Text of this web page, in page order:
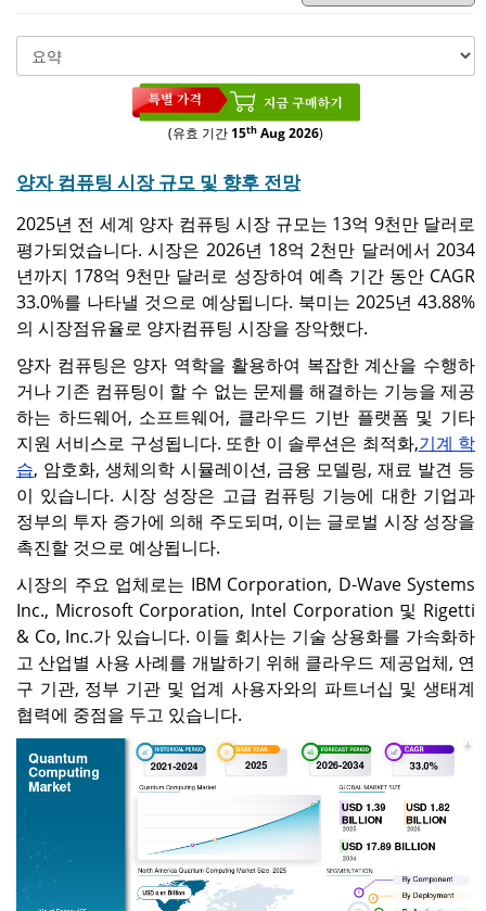
(유효 기간 15th Aug 2026)
양자 컴퓨팅 시장 규모 및 향후 전망
2025년 전 세계 양자 컴퓨팅 시장 규모는 13억 9천만 달러로
평가되었습니다. 시장은 2026년 18억 2천만 달러에서 2034
년까지 178억 9천만 달러로 성장하여 예측 기간 동안 CAGR
33.0%를 나타낼 것으로 예상됩니다. 북미는 2025년 43.88%
의 시장점유율로 양자컴퓨팅 시장을 장악했다.
양자 컴퓨팅은 양자 역학을 활용하여 복잡한 계산을 수행하
거나 기존 컴퓨팅이 할 수 없는 문제를 해결하는 기능을 제공
하는 하드웨어, 소프트웨어, 클라우드 기반 플랫폼 및 기타
지원 서비스로 구성됩니다. 또한 이 솔루션은 최적화,기계 학
습, 암호화, 생체의학 시뮬레이션, 금융 모델링, 재료 발견 등
이 있습니다. 시장 성장은 고급 컴퓨팅 기능에 대한 기업과
정부의 투자 증가에 의해 주도되며, 이는 글로벌 시장 성장을
촉진할 것으로 예상됩니다.
시장의 주요 업체로는 IBM Corporation, D-Wave Systems
Inc., Microsoft Corporation, Intel Corporation 및 Rigetti
& Co, Inc.가 있습니다. 이들 회사는 기술 상용화를 가속화하
고 산업별 사용 사례를 개발하기 위해 클라우드 제공업체, 연
구 기관, 정부 기관 및 업계 사용자와의 파트너십 및 생태계
협력에 중점을 두고 있습니다.